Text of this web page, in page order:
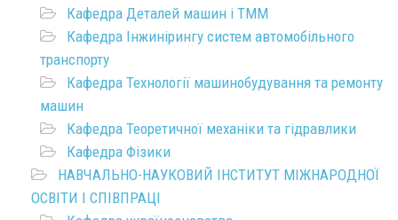
Кафедра Деталей машин і ТММ
Кафедра Інжинірингу систем автомобільного
транспорту
Кафедра Технології машинобудування та ремонту
машин
Кафедра Теоретичної механіки та гідравлики
Кафедра Фізики
НАВЧАЛЬНО-НАУКОВИЙ ІНСТИТУТ МІЖНАРОДНОЇ
ОСВІТИ І СПІВПРАЦІ